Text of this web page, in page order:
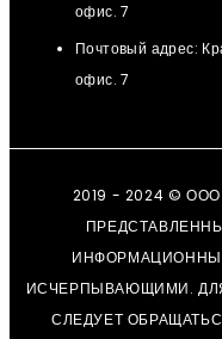
офис. 7
Почтовый адрес:
офис. 7
2019 - 2024 ©
ИСЧЕРПЫВАЮЩИМИ.
СЛЕДУЕТ